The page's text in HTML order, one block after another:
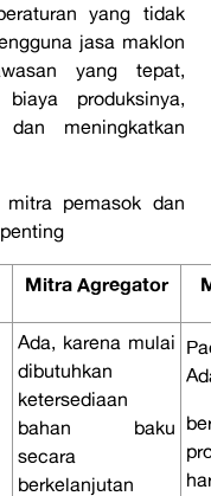
yang tidak
jasa maklon
yang tepat,
produksinya,
meningkatkan
pemasok dan
Mitra Agregator
Ada, karena mulai
dibutuhkan
ketersediaan
bahan baku
secara
berkelanjutan